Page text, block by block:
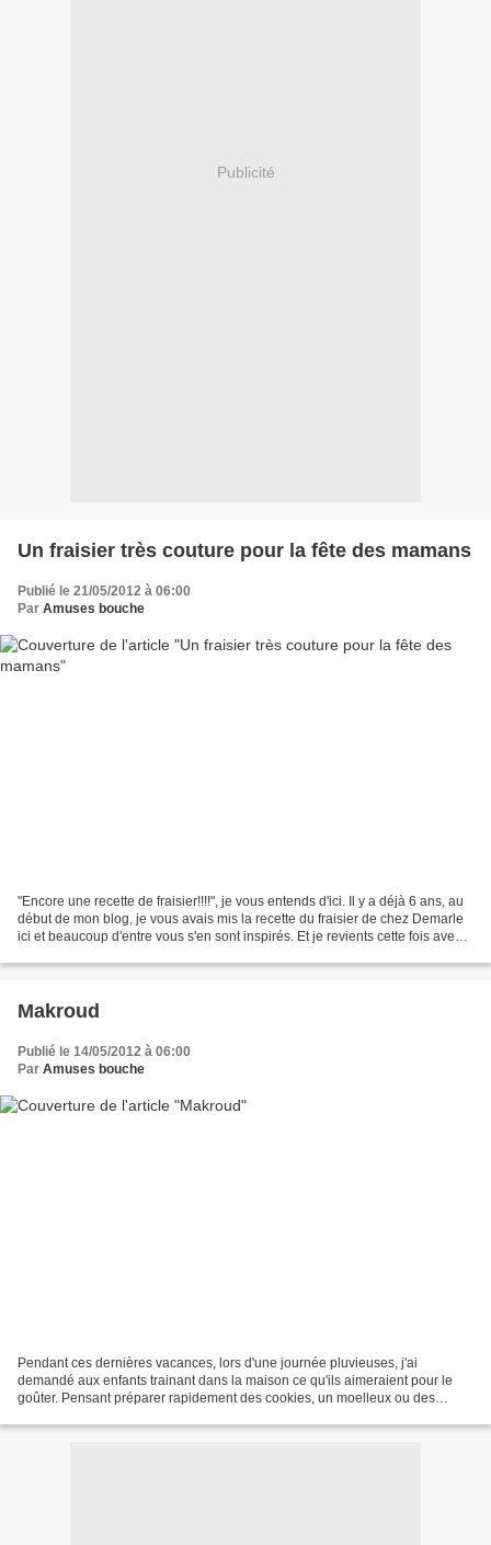
Publicité
Un fraisier très couture pour la fête des mamans
Publié le 21/05/2012 à 06:00
Par Amuses bouche
"Encore une recette de fraisier!!!!", je vous entends d'ici. Il y a déjà 6 ans, au
début de mon blog, je vous avais mis la recette du fraisier de chez Demarle
ici et beaucoup d'entre vous s'en sont inspirés. Et je revients cette fois avec
Makroud
Publié le 14/05/2012 à 06:00
Par Amuses bouche
Pendant ces dernières vacances, lors d'une journée pluvieuses, j'ai
demandé aux enfants trainant dans la maison ce qu'ils aimeraient pour le
goûter. Pensant préparer rapidement des cookies, un moelleux ou des